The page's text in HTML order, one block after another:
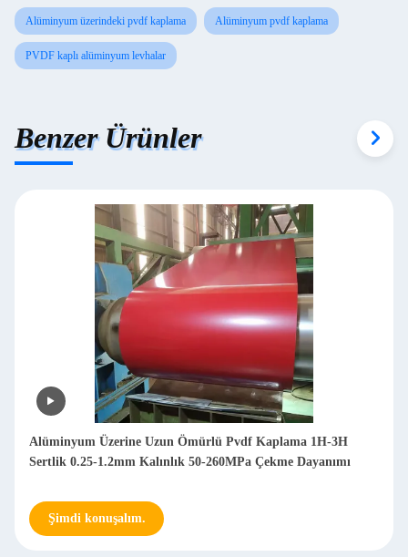
Alüminyum üzerindeki pvdf kaplama Alüminyum pvdf kaplama
PVDF kaplı alüminyum levhalar
Benzer Ürünler
Alüminyum Üzerine Uzun Ömürlü Pvdf Kaplama 1H-3H
Sertlik 0.25-1.2mm Kalınlık 50-260MPa Çekme Dayanımı
Şimdi konuşalım.